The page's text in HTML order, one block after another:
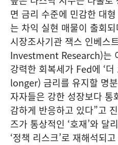
면 금리 수준에 민감한 대
는 차익 실현 매물이 출회
시장조사기관 잭스 인베스
Investment Research)는
강력한 회복세가 Fed에 ‘
longer) 금리를 유지할 명
자자들은 강한 성장보다 통
감하게 반응하고 있다”고
즈가 통상적인 ‘호재’와 달
‘정책 리스크’로 재해석되